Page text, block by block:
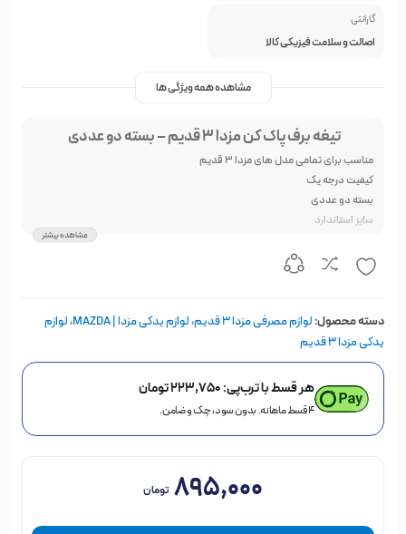
گارانتی
اصالت و سلامت فیزیکی کالا
مشاهده همه ویژگی ها
تیغه برف پاک کن مزدا 3 قدیم – بسته دو عددی
مناسب برای تمامی مدل های مزدا 3 قدیم
کیفیت درجه یک
بسته دو عددی
سایز استاندارد
مشاهده بیشتر
دسته محصول:لوازم مصرفی مزدا 3 قدیم ،لوازم یدکی مزدا | MAZDA ،لوازم
یدکی مزدا ۳ قدیم
هر قسط با ترب‌پی:۲۲۳,۷۵۰تومان
۴ قسط ماهانه. بدون سود، چک و ضامن.
۸۹۵,۰۰۰ تومان